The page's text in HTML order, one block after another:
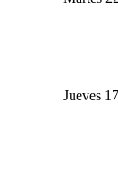
Jueves